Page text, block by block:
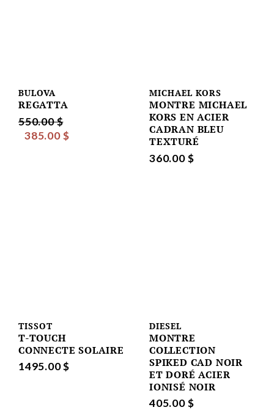
BULOVA
REGATTA
550.00 $
385.00 $
MICHAEL KORS
MONTRE MICHAEL
KORS EN ACIER
CADRAN BLEU
TEXTURÉ
360.00 $
TISSOT
T-TOUCH
CONNECTE SOLAIRE
1495.00 $
DIESEL
MONTRE
COLLECTION
SPIKED CAD NOIR
ET DORÉ ACIER
IONISÉ NOIR
405.00 $